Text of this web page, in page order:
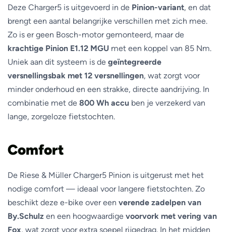
Deze Charger5 is uitgevoerd in de Pinion-variant, en dat
brengt een aantal belangrijke verschillen met zich mee.
Zo is er geen Bosch-motor gemonteerd, maar de
krachtige Pinion E1.12 MGU met een koppel van 85 Nm.
Uniek aan dit systeem is de geïntegreerde
versnellingsbak met 12 versnellingen, wat zorgt voor
minder onderhoud en een strakke, directe aandrijving. In
combinatie met de 800 Wh accu ben je verzekerd van
lange, zorgeloze fietstochten.
Comfort
De Riese & Müller Charger5 Pinion is uitgerust met het
nodige comfort — ideaal voor langere fietstochten. Zo
beschikt deze e-bike over een verende zadelpen van
By.Schulz en een hoogwaardige voorvork met vering van
Fox, wat zorgt voor extra soepel rijgedrag. In het midden